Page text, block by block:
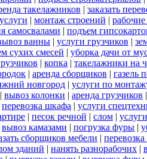
такелажников | заказать
| монтаж строений | рабочие
самосвалами | подъем
ванны | услуги грузчиков |
сухих смесей | уборка дачи от
| копка | такелажники на
| аренда сборщиков | газель
новгород | услуги по
| вывоз колонки | аренда грузчиков |
перевозка шкафа | услуги
| песок речной | слом |
вывоз камазами | погрузка фуры |
сборщиков мебели |
зданий | нанять разнорабочих |